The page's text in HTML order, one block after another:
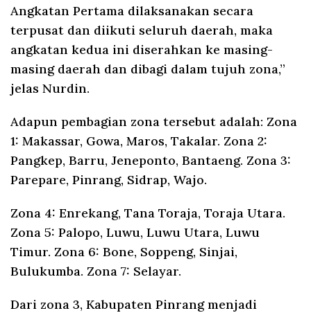
Angkatan Pertama dilaksanakan secara
terpusat dan diikuti seluruh daerah, maka
angkatan kedua ini diserahkan ke masing-
masing daerah dan dibagi dalam tujuh zona,”
jelas Nurdin.
Adapun pembagian zona tersebut adalah: Zona
1: Makassar, Gowa, Maros, Takalar. Zona 2:
Pangkep, Barru, Jeneponto, Bantaeng. Zona 3:
Parepare, Pinrang, Sidrap, Wajo.
Zona 4: Enrekang, Tana Toraja, Toraja Utara.
Zona 5: Palopo, Luwu, Luwu Utara, Luwu
Timur. Zona 6: Bone, Soppeng, Sinjai,
Bulukumba. Zona 7: Selayar.
Dari zona 3, Kabupaten Pinrang menjadi